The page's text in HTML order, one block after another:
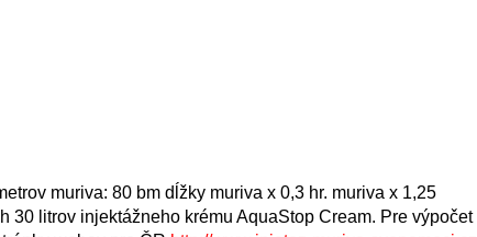
muriva: 80 bm dĺžky muriva x 0,3 hr. muriva x 1,25
30 litrov injektážneho krému AquaStop Cream. Pre výpočet